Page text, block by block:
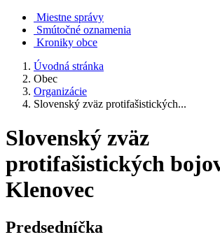
Miestne správy
Smútočné oznamenia
Kroniky obce
Úvodná stránka
Obec
Organizácie
Slovenský zväz protifašistických...
Slovenský zväz
protifašistických
Klenovec
Predsedníčka